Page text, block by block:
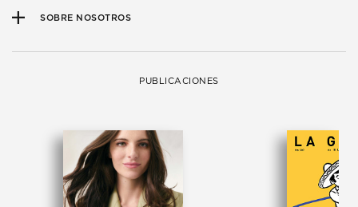
SOBRE NOSOTROS
PUBLICACIONES